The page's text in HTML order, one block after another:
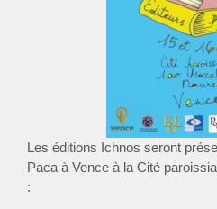
Les éditions Ichnos seront
Paca à Vence à la Cité
: